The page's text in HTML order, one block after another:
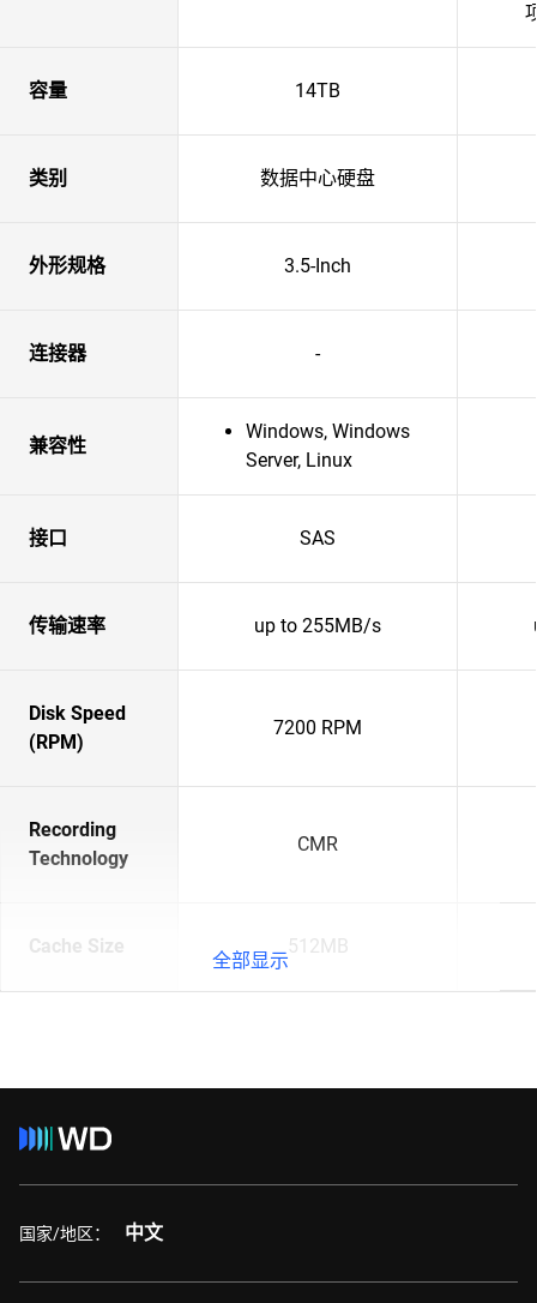
容量 14TB
类别 数据中心硬盘
外形规格 3.5-Inch
连接器 -
兼容性
Windows, Windows
Server, Linux
接口 SAS
传输速率 up to 255MB/s
Disk Speed
(RPM)
7200 RPM
Recording
Technology
CMR
Cache Size 512MB
全部显示
国家/地区： 中文